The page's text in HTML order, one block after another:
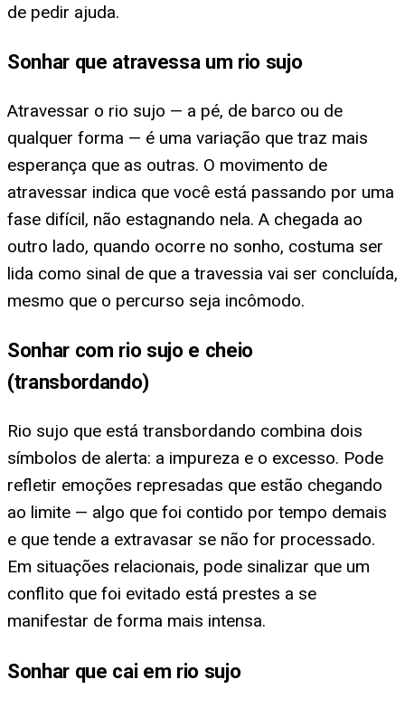
de pedir ajuda.
Sonhar que atravessa um rio sujo
Atravessar o rio sujo — a pé, de barco ou de
qualquer forma — é uma variação que traz mais
esperança que as outras. O movimento de
atravessar indica que você está passando por uma
fase difícil, não estagnando nela. A chegada ao
outro lado, quando ocorre no sonho, costuma ser
lida como sinal de que a travessia vai ser concluída,
mesmo que o percurso seja incômodo.
Sonhar com rio sujo e cheio
(transbordando)
Rio sujo que está transbordando combina dois
símbolos de alerta: a impureza e o excesso. Pode
refletir emoções represadas que estão chegando
ao limite — algo que foi contido por tempo demais
e que tende a extravasar se não for processado.
Em situações relacionais, pode sinalizar que um
conflito que foi evitado está prestes a se
manifestar de forma mais intensa.
Sonhar que cai em rio sujo